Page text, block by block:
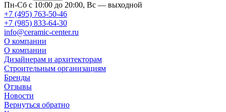
Пн-Сб с 10:00 до 20:00, Вс — выходной
+7 (495) 763-50-46
+7 (985) 833-64-30
info@ceramic-center.ru
О компании
О компании
Дизайнерам и архитекторам
Строительным организациям
Бренды
Отзывы
Новости
Вернуться обратно